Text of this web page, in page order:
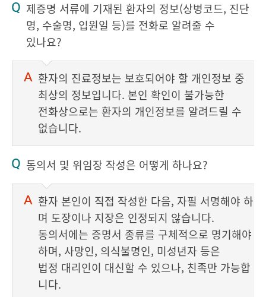
제증명 서류에 기재된 환자의 정보(상병코드, 진단
명, 수술명, 입원일 등)를 전화로 알려줄 수
있나요?
환자의 진료정보는 보호되어야 할 개인정보 중
최상의 정보입니다. 본인 확인이 불가능한
전화상으로는 환자의 개인정보를 알려드릴 수
없습니다.
동의서 및 위임장 작성은 어떻게 하나요?
환자 본인이 직접 작성한 다음, 자필 서명해야 하
며 도장이나 지장은 인정되지 않습니다.
동의서에는 증명서 종류를 구체적으로 명기해야
하며, 사망인, 의식불명인, 미성년자 등은
법정 대리인이 대신할 수 있으나, 친족만 가능합
니다.